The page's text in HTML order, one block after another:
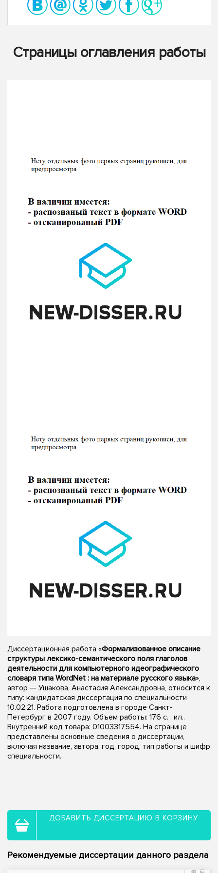
Страницы оглавления работы
Диссертационная работа «Формализованное описание
структуры лексико-семантического поля глаголов
деятельности для компьютерного идеографического
словаря типа WordNet : на материале русского языка»,
автор — Ушакова, Анастасия Александровна, относится к
типу: кандидатская диссертация по специальности
10.02.21. Работа подготовлена в городе Санкт-
Петербург в 2007 году. Объем работы: 176 с. : ил..
Внутренний код товара: 01003317554. На странице
представлены основные сведения о диссертации,
включая название, автора, год, город, тип работы и шифр
специальности.
ДОБАВИТЬ ДИССЕРТАЦИЮ В КОРЗИНУ
Рекомендуемые диссертации данного раздела